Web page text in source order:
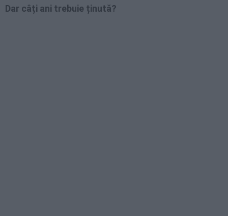
Dar câți ani trebuie ținută?